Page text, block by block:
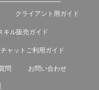
クライアント用ガイド
キル販売ガイド
チャットご利用ガイド
問 お問い合わせ